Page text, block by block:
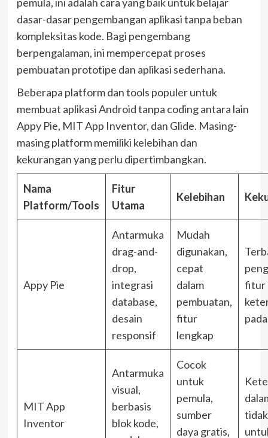
dasar-dasar pengembangan aplikasi tanpa beban
kompleksitas kode. Bagi pengembang
berpengalaman, ini mempercepat proses
pembuatan prototipe dan aplikasi sederhana.
Beberapa platform dan tools populer untuk
membuat aplikasi Android tanpa coding antara lain
Appy Pie, MIT App Inventor, dan Glide. Masing-
masing platform memiliki kelebihan dan
kekurangan yang perlu dipertimbangkan.
Nama
Platform/Tools
Fitur
Utama
Kelebihan
Appy Pie
Antarmuka
drag-and-
drop,
integrasi
database,
desain
responsif
Mudah
digunakan,
cepat
dalam
pembuatan,
fitur
lengkap
fitur
MIT App
Inventor
Antarmuka
visual,
berbasis
blok kode,
Cocok
untuk
pemula,
sumber
daya gratis,